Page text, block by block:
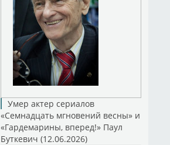
Умер актер сериалов
«Семнадцать мгновений весны» и
«Гардемарины, вперед!» Паул
Буткевич (12.06.2026)